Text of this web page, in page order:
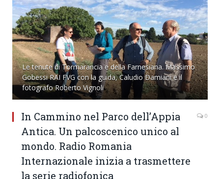
Le tenute di Tormarancia e della Farnesiana. Massimo
Gobessi RAI FVG con la guida, Caludio Damiani e il
fotografo Roberto Vignoli
In Cammino nel Parco dell’Appia
Antica. Un palcoscenico unico al
mondo. Radio Romania
Internazionale inizia a trasmettere
la serie radiofonica
0